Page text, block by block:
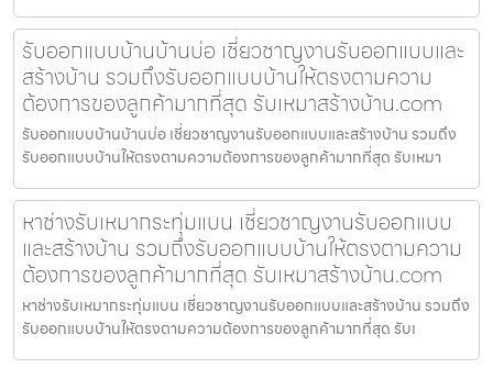
รับออกแบบบ้านบ้านบ่อ เชี่ยวชาญงานรับออกแบบและ
สร้างบ้าน รวมถึงรับออกแบบบ้านให้ตรงตามความ
ต้องการของลูกค้ามากที่สุด รับเหมาสร้างบ้าน.com
รับออกแบบบ้านบ้านบ่อ เชี่ยวชาญงานรับออกแบบและสร้างบ้าน รวมถึง
รับออกแบบบ้านให้ตรงตามความต้องการของลูกค้ามากที่สุด รับเหมา
หาช่างรับเหมากระทุ่มแบน เชี่ยวชาญงานรับออกแบบ
และสร้างบ้าน รวมถึงรับออกแบบบ้านให้ตรงตามความ
ต้องการของลูกค้ามากที่สุด รับเหมาสร้างบ้าน.com
หาช่างรับเหมากระทุ่มแบน เชี่ยวชาญงานรับออกแบบและสร้างบ้าน รวมถึง
รับออกแบบบ้านให้ตรงตามความต้องการของลูกค้ามากที่สุด รับเ